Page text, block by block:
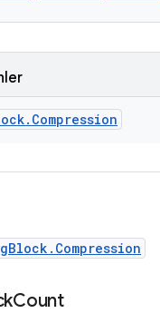
. Compression
Count